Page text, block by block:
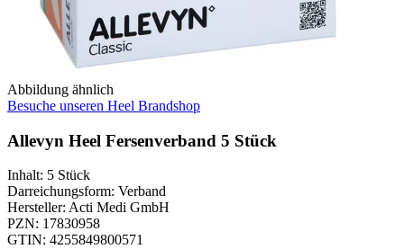
Abbildung ähnlich
Besuche unseren Heel Brandshop
Allevyn Heel Fersenverband 5 Stück
Inhalt: 5 Stück
Darreichungsform: Verband
Hersteller: Acti Medi GmbH
PZN: 17830958
GTIN: 4255849800571